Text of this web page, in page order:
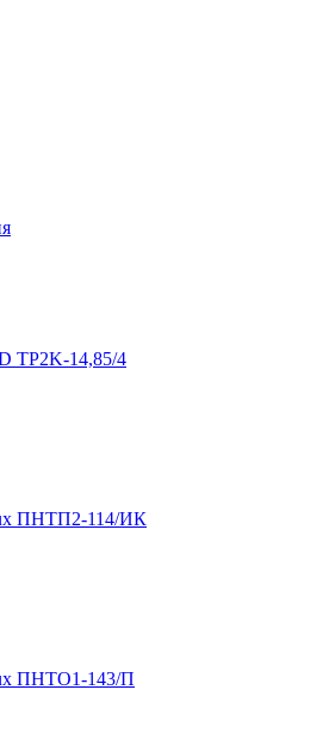
TP2K-14,85/4
ПНТП2-114/ИК
ПНТО1-143/П